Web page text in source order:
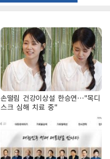
손떨림 건강이상설 한승연…"목디
스크 심해 치료 중"